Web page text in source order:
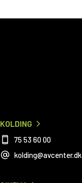
KOLDING
75 53 60 00
kolding@avcenter.dk